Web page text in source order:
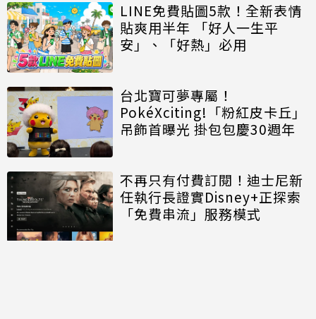
LINE免費貼圖5款！全新表情
貼爽用半年 「好人一生平
安」、「好熱」必用
台北寶可夢專屬！
PokéXciting!「粉紅皮卡丘」
吊飾首曝光 掛包包慶30週年
不再只有付費訂閱！迪士尼新
任執行長證實Disney+正探索
「免費串流」服務模式